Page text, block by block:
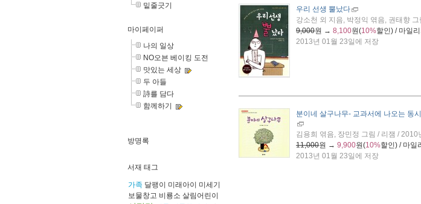
밑줄긋기
마이페이퍼
나의 일상
NO오븐 베이킹 도전
맛있는 세상
두 아들
詩를 담다
함께하기
방명록
서재 태그
가족 달팽이 미래아이 미세기
보물창고 비룡소 살림어린이
우리 선생 뿔났다
강소천 외 지음, 박정익 엮음, 권태향
9,000원 → 8,100원(10%할인) / 마일리
2013년 01월 23일에 저장
분이네 살구나무- 교과서에 나오는 동
김용희 엮음, 장민정 그림 / 리잼 / 2010
11,000원 → 9,900원(10%할인) / 마일
2013년 01월 23일에 저장